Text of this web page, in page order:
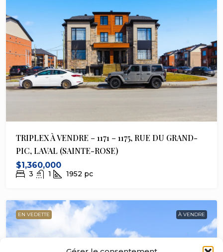
TRIPLEX À VENDRE – 1171 – 1175, RUE DU GRAND-
PIC, LAVAL (SAINTE-ROSE)
$1,360,000
3 1 1952 pc
EN VEDETTE À VENDRE